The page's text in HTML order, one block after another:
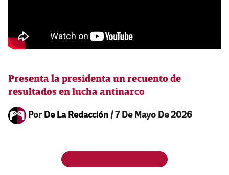
Presenta la presidenta un recuento de
resultados en lucha antinarco
PorDe La Redacción/7 De Mayo De 2026